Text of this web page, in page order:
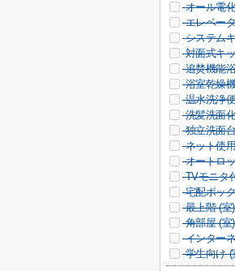
オール電
エレベー
システム
対面式キ
追焚機能
浴室乾燥
温水洗浄
洗髪洗面
独立洗面
ネット使
オートロ
TVモニタ
宅配ボッ
最上階 (室)
角部屋 (室)
インター
学生向け (